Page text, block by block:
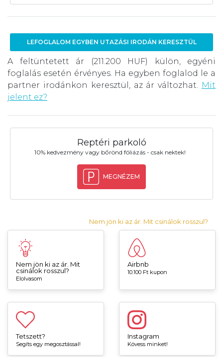
LEFOGLALOM EGYBEN UTAZÁSI IRODÁN KERESZTÜL
A feltüntetett ár (211.200 HUF) külön, egyéni
foglalás esetén érvényes. Ha egyben foglalod le a
partner irodánkon keresztül, az ár változhat. Mit
jelent ez?
Reptéri parkoló
10% kedvezmény vagy bőrönd fóliázás - csak nektek!
MEGNÉZEM
Nem jön ki az ár. Mit csinálok rosszul?
Nem jön ki az ár. Mit
csinálok rosszul?
Elolvasom
Airbnb
10.100 Ft kupon
Tetszett?
Segíts egy megosztással!
Instagram
Kövess minket!